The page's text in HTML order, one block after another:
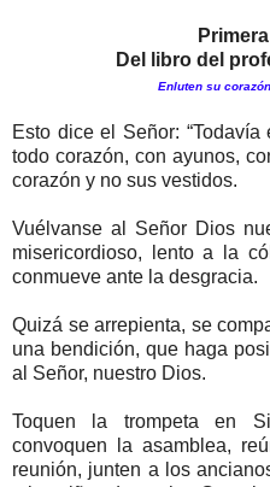
Del libro del
Enluten su
Esto dice el Señor:
todo corazón, con ayunos,
corazón y no sus vestidos.
Vuélvanse al Señor Dios
misericordioso, lento a la
conmueve ante la desgracia.
Quizá se arrepienta, se
una bendición, que haga
al Señor, nuestro Dios.
Toquen la trompeta en
convoquen la asamblea,
reunión, junten a los